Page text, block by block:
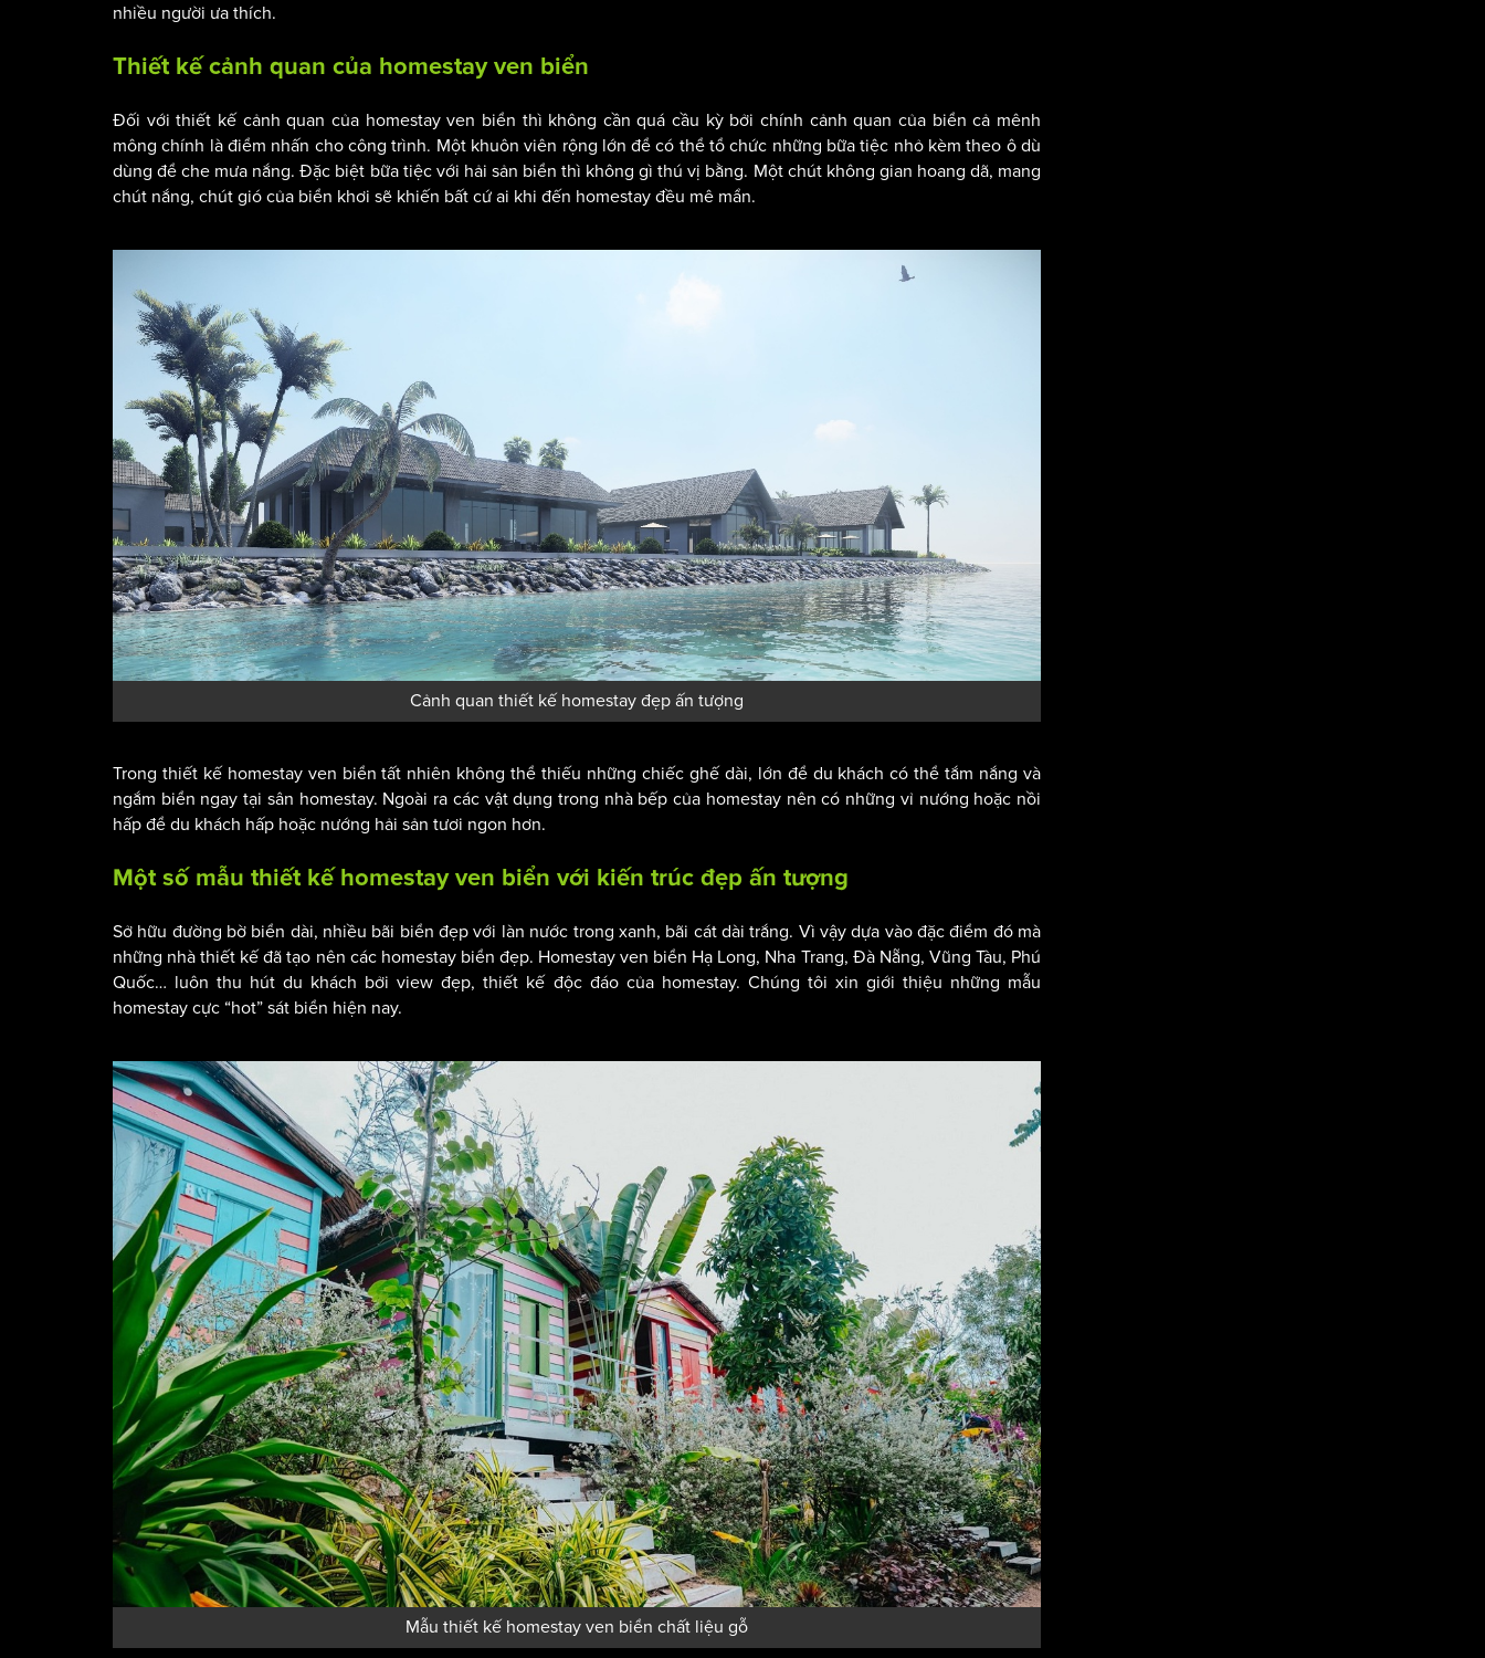
nhiều người ưa thích.
Thiết kế cảnh quan của homestay ven biển
Đối với thiết kế cảnh quan của homestay ven biển thì không cần quá cầu kỳ bởi chính cảnh quan của biển cả mênh
mông chính là điểm nhấn cho công trình. Một khuôn viên rộng lớn để có thể tổ chức những bữa tiệc nhỏ kèm theo ô dù
dùng để che mưa nắng. Đặc biệt bữa tiệc với hải sản biển thì không gì thú vị bằng. Một chút không gian hoang dã, mang
chút nắng, chút gió của biển khơi sẽ khiến bất cứ ai khi đến homestay đều mê mẩn.
Cảnh quan thiết kế homestay đẹp ấn tượng
Trong thiết kế homestay ven biển tất nhiên không thể thiếu những chiếc ghế dài, lớn để du khách có thể tắm nắng và
ngắm biển ngay tại sân homestay. Ngoài ra các vật dụng trong nhà bếp của homestay nên có những vỉ nướng hoặc nồi
hấp để du khách hấp hoặc nướng hải sản tươi ngon hơn.
Một số mẫu thiết kế homestay ven biển với kiến trúc đẹp ấn tượng
Sở hữu đường bờ biển dài, nhiều bãi biển đẹp với làn nước trong xanh, bãi cát dài trắng. Vì vậy dựa vào đặc điểm đó mà
những nhà thiết kế đã tạo nên các homestay biển đẹp. Homestay ven biển Hạ Long, Nha Trang, Đà Nẵng, Vũng Tàu, Phú
Quốc… luôn thu hút du khách bởi view đẹp, thiết kế độc đáo của homestay. Chúng tôi xin giới thiệu những mẫu
homestay cực “hot” sát biển hiện nay.
Mẫu thiết kế homestay ven biển chất liệu gỗ